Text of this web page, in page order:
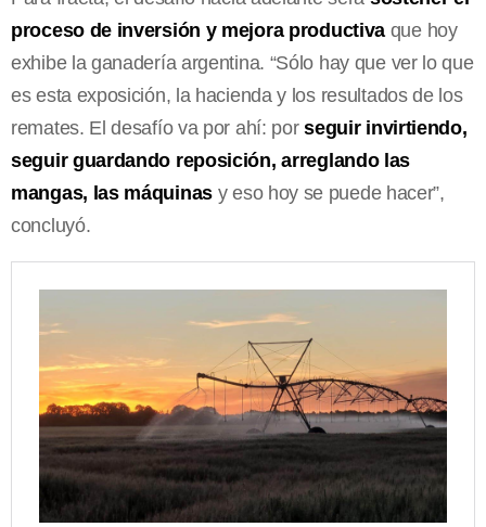
proceso de inversión y mejora productiva que hoy
exhibe la ganadería argentina. “Sólo hay que ver lo que
es esta exposición, la hacienda y los resultados de los
remates. El desafío va por ahí: porseguir invirtiendo,
seguir guardando reposición, arreglando las
mangas, las máquinas y eso hoy se puede hacer”,
concluyó.